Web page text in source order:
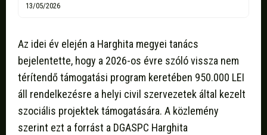
13/05/2026
Az idei év elején a Harghita megyei tanács
bejelentette, hogy a 2026-os évre szóló vissza nem
térítendő támogatási program keretében 950.000 LEI
áll rendelkezésre a helyi civil szervezetek által kezelt
szociális projektek támogatására. A közlemény
szerint ezt a forrást a DGASPC Harghita